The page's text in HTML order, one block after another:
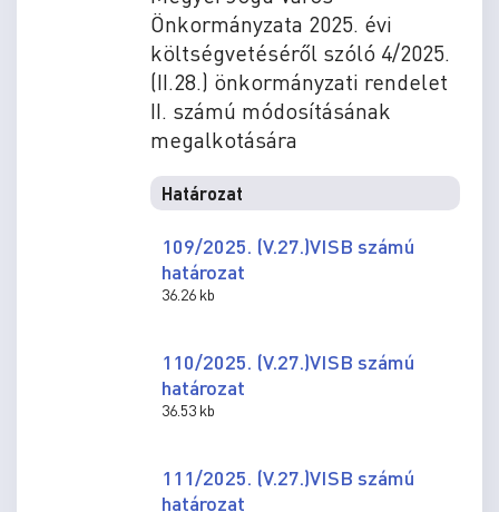
Önkormányzata 2025. évi
költségvetéséről szóló 4/2025.
(II.28.) önkormányzati rendelet
II. számú módosításának
megalkotására
Határozat
109/2025. (V.27.)VISB számú
határozat
36.26 kb
110/2025. (V.27.)VISB számú
határozat
36.53 kb
111/2025. (V.27.)VISB számú
határozat